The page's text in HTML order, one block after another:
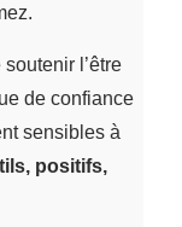
l’être
de confiance
sensibles à
positifs,